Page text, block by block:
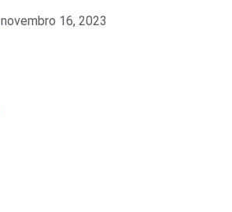
novembro 16, 2023